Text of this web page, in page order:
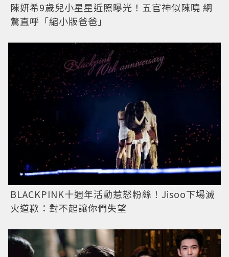
陳妍希9歲兒小星星近照曝光！五官神似陳曉 網
驚直呼「縮小版爸爸」
BLACKPINK十週年活動惹怒粉絲！Jisoo下場滅
火道歉：對不起讓你們失望